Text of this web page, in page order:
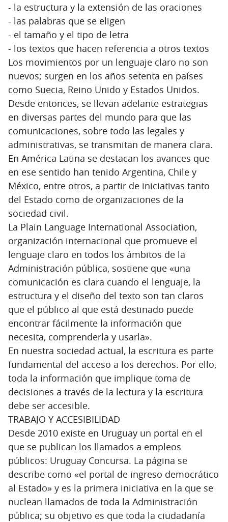
- la estructura y la extensión de las oraciones
- las palabras que se eligen
- el tamaño y el tipo de letra
- los textos que hacen referencia a otros textos
Los movimientos por un lenguaje claro no son
nuevos; surgen en los años setenta en países
como Suecia, Reino Unido y Estados Unidos.
Desde entonces, se llevan adelante estrategias
en diversas partes del mundo para que las
comunicaciones, sobre todo las legales y
administrativas, se transmitan de manera clara.
En América Latina se destacan los avances que
en ese sentido han tenido Argentina, Chile y
México, entre otros, a partir de iniciativas tanto
del Estado como de organizaciones de la
sociedad civil.
La Plain Language International Association,
organización internacional que promueve el
lenguaje claro en todos los ámbitos de la
Administración pública, sostiene que «una
comunicación es clara cuando el lenguaje, la
estructura y el diseño del texto son tan claros
que el público al que está destinado puede
encontrar fácilmente la información que
necesita, comprenderla y usarla».
En nuestra sociedad actual, la escritura es parte
fundamental del acceso a los derechos. Por ello,
toda la información que implique toma de
decisiones a través de la lectura y la escritura
debe ser accesible.
TRABAJO Y ACCESIBILIDAD
Desde 2010 existe en Uruguay un portal en el
que se publican los llamados a empleos
públicos: Uruguay Concursa. La página se
describe como «el portal de ingreso democrático
al Estado» y es la primera iniciativa en la que se
nuclean llamados de toda la Administración
pública; su objetivo es que toda la ciudadanía